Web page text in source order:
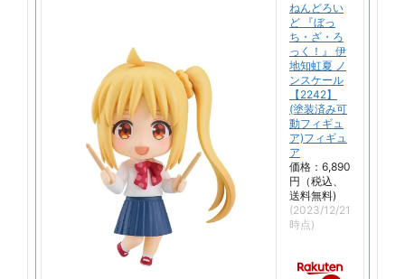
ねんどろい
ど 『ぼっ
ち・ざ・ろ
っく！』 伊
地知虹夏 ノ
ンスケール
【2242】
(塗装済み可
動フィギュ
ア)フィギュ
ア
価格：6,890
円（税込、
送料無料)
(2023/12/21
時点)